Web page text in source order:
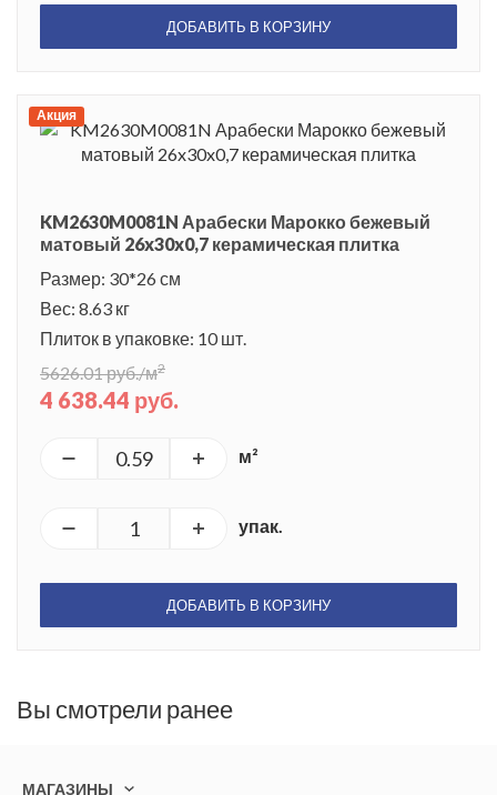
ДОБАВИТЬ В КОРЗИНУ
Акция
KM2630M0081N Арабески Марокко бежевый
матовый 26x30x0,7 керамическая плитка
Размер: 30*26 см
Вес: 8.63 кг
Плиток в упаковке: 10 шт.
5626.01 руб./м2
4 638.44 руб.
м²
упак.
ДОБАВИТЬ В КОРЗИНУ
Вы смотрели ранее
МАГАЗИНЫ